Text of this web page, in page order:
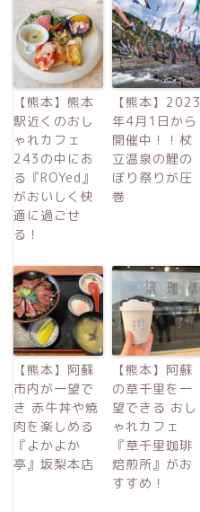
【熊本】熊本
駅近くのおし
ゃれカフェ
243の中にあ
る『ROYed』
がおいしく快
適に過ごせ
る！
【熊本】2023
年4月1日から
開催中！！杖
立温泉の鯉の
ぼり祭りが圧
巻
【熊本】阿蘇
市内が一望で
き 赤牛丼や焼
肉を楽しめる
『よかよか
亭』坂梨本店
【熊本】阿蘇
の草千里を一
望できる おし
ゃれカフェ
『草千里珈琲
焙煎所』がお
すすめ！